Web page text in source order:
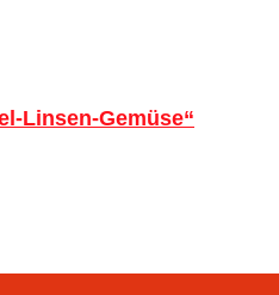
Linsen-Gemüse“